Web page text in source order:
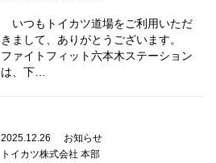
いつもトイカツ道場をご利用いただ
きまして、ありがとうございます。
ファイトフィット六本木ステーション
は、下…
2025.12.26
お知らせ
トイカツ株式会社 本部